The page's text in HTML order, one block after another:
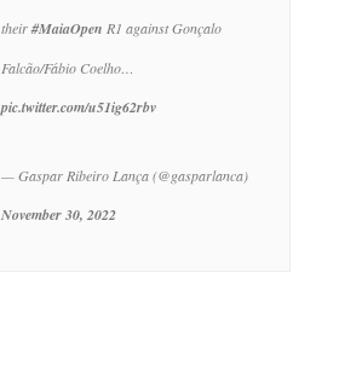
their#MaiaOpen R1 against Gonçalo
Falcão/Fábio Coelho…
pic.twitter.com/u51ig62rbv
— Gaspar Ribeiro Lança (@gasparlanca)
November 30, 2022